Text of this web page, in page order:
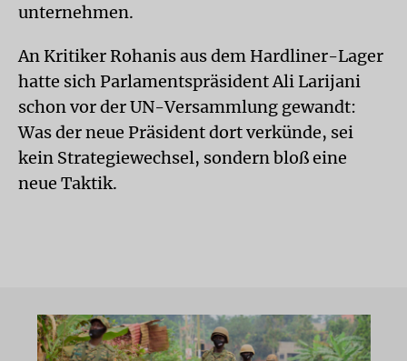
unternehmen.
An Kritiker Rohanis aus dem Hardliner-Lager
hatte sich Parlamentspräsident Ali Larijani
schon vor der UN-Versammlung gewandt:
Was der neue Präsident dort verkünde, sei
kein Strategiewechsel, sondern bloß eine
neue Taktik.